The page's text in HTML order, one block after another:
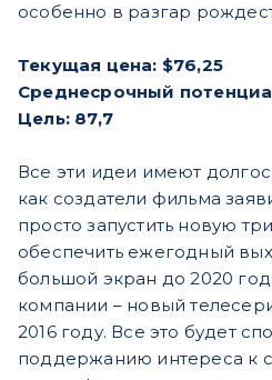
особенно в разгар
Текущая цена: $76,25
Среднесрочный
Цель: 87,7
Все эти идеи имеют
как создатели фильма
просто запустить новую
обеспечить ежегодный
большой экран до 2020
компании – новый
2016 году. Все это будет
поддержанию интереса к